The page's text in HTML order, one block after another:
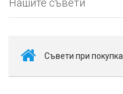
Нашите съвети
Съвети при покупка